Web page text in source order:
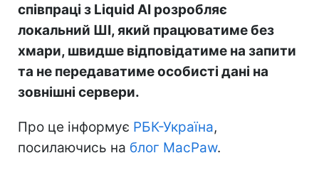
співпраці з Liquid AI розробляє
локальний ШІ, який працюватиме без
хмари, швидше відповідатиме на запити
та не передаватиме особисті дані на
зовнішні сервери.
Про це інформує РБК-Україна,
посилаючись на блог MacPaw.